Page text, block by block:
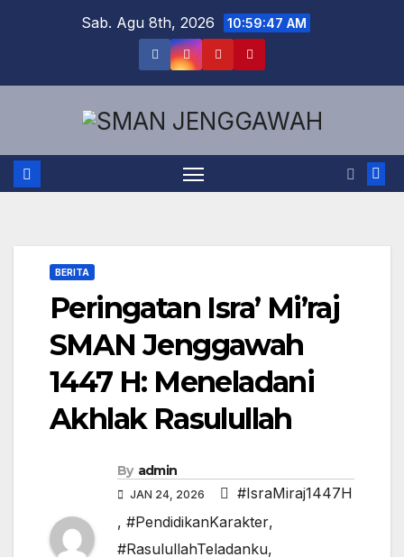
Sab. Agu 8th, 2026 10:59:47 AM
BERITA
Peringatan Isra’ Mi’raj
SMAN Jenggawah
1447 H: Meneladani
Akhlak Rasulullah
By admin
JAN 24, 2026
#IsraMiraj1447H
, #PendidikanKarakter,
#RasulullahTeladanku,